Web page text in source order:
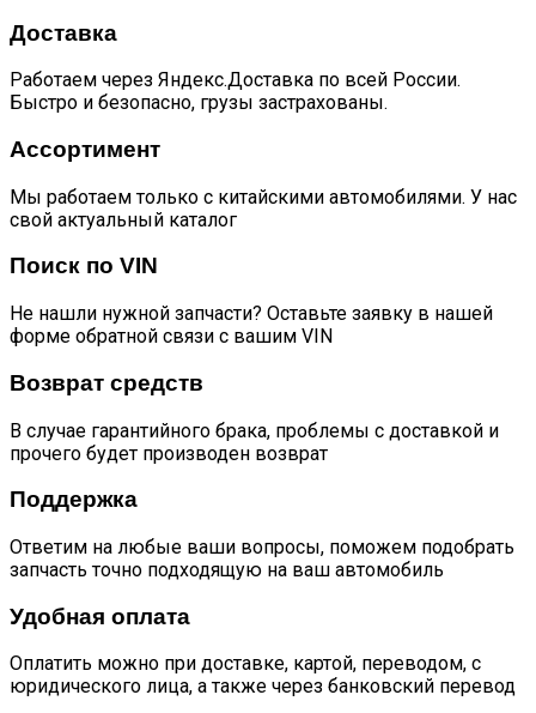
Доставка
Работаем через Яндекс.Доставка по всей России.
Быстро и безопасно, грузы застрахованы.
Ассортимент
Мы работаем только с китайскими автомобилями. У нас
свой актуальный каталог
Поиск по VIN
Не нашли нужной запчасти? Оставьте заявку в нашей
форме обратной связи с вашим VIN
Возврат средств
В случае гарантийного брака, проблемы с доставкой и
прочего будет производен возврат
Поддержка
Ответим на любые ваши вопросы, поможем подобрать
запчасть точно подходящую на ваш автомобиль
Удобная оплата
Оплатить можно при доставке, картой, переводом, с
юридического лица, а также через банковский перевод